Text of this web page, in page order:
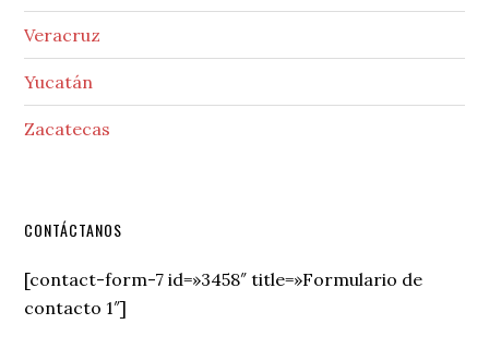
Veracruz
Yucatán
Zacatecas
Secondary
Sidebar
CONTÁCTANOS
[contact-form-7 id=»3458″ title=»Formulario de
contacto 1″]